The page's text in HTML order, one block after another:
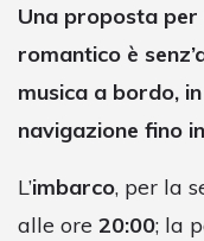
Una proposta
romantico è
musica a bordo,
navigazione fino
L’imbarco, per la
alle ore 20:00; la